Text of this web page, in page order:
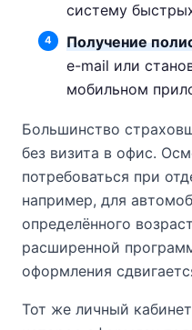
систему
Получение
e-mail или
мобильном
Большинство
без визита в офис.
потребоваться при
например, для
определённого
расширенной
оформления
Тот же личный